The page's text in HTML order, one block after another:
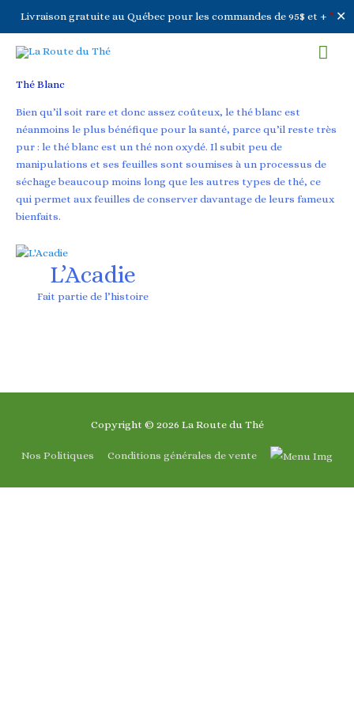
Livraison gratuite au Québec pour les commandes de 95$ et + * ✕
Thé Blanc
Bien qu’il soit rare et donc assez coûteux, le thé blanc est
néanmoins le plus bénéfique pour la santé, parce qu’il reste très
pur : le thé blanc est un thé non oxydé. Il subit peu de
manipulations et ses feuilles sont soumises à un processus de
séchage beaucoup moins long que les autres types de thé, ce
qui permet aux feuilles de conserver davantage de leurs fameux
bienfaits.
L’Acadie
Fait partie de l’histoire
Copyright © 2026 La Route du Thé
Nos Politiques Conditions générales de vente